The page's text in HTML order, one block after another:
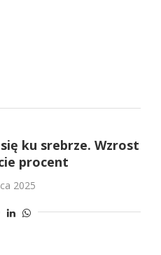
ku srebrze. Wzrost
procent
2025